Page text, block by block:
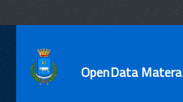
OpenData Matera